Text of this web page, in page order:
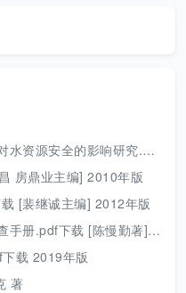
影响研究.pdf 胡光伟 著 2017年版
房鼎业主编] 2010年版
[裴继诚主编] 2012年版
.pdf下载 [陈慢勤著] 2010年版
载 2019年版
著